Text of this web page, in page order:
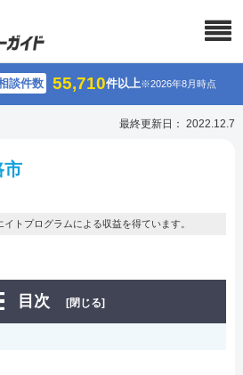
談件数 55,710件以上※2026年8月時点
最終更新日： 2022.12.7
市
トプログラムによる収益を得ています。
目次 [閉じる]